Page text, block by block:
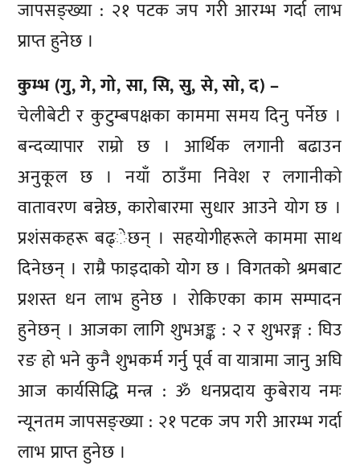
जापसङ्ख्या : २१ पटक जप गरी आरम्भ गर्दा लाभ
प्राप्त हुनेछ ।
कुम्भ (गु, गे, गो, सा, सि, सु, से, सो, द) –
चेलीबेटी र कुटुम्बपक्षका काममा समय दिनु पर्नेछ ।
बन्दव्यापार राम्रो छ । आर्थिक लगानी बढाउन
अनुकूल छ । नयाँ ठाउँमा निवेश र लगानीको
वातावरण बन्नेछ, कारोबारमा सुधार आउने योग छ ।
प्रशंसकहरू बढ्ेछन् । सहयोगीहरूले काममा साथ
दिनेछन् । राम्रै फाइदाको योग छ । विगतको श्रमबाट
प्रशस्त धन लाभ हुनेछ । रोकिएका काम सम्पादन
हुनेछन् । आजका लागि शुभअङ्क : २ र शुभरङ्ग : घिउ
रङ हो भने कुनै शुभकर्म गर्नु पूर्व वा यात्रामा जानु अघि
आज कार्यसिद्धि मन्त्र : ॐ धनप्रदाय कुबेराय नमः
न्यूनतम जापसङ्ख्या : २१ पटक जप गरी आरम्भ गर्दा
लाभ प्राप्त हुनेछ ।